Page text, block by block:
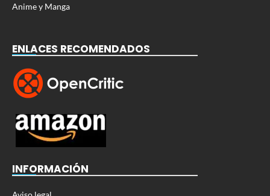
Anime y Manga
ENLACES RECOMENDADOS
INFORMACIÓN